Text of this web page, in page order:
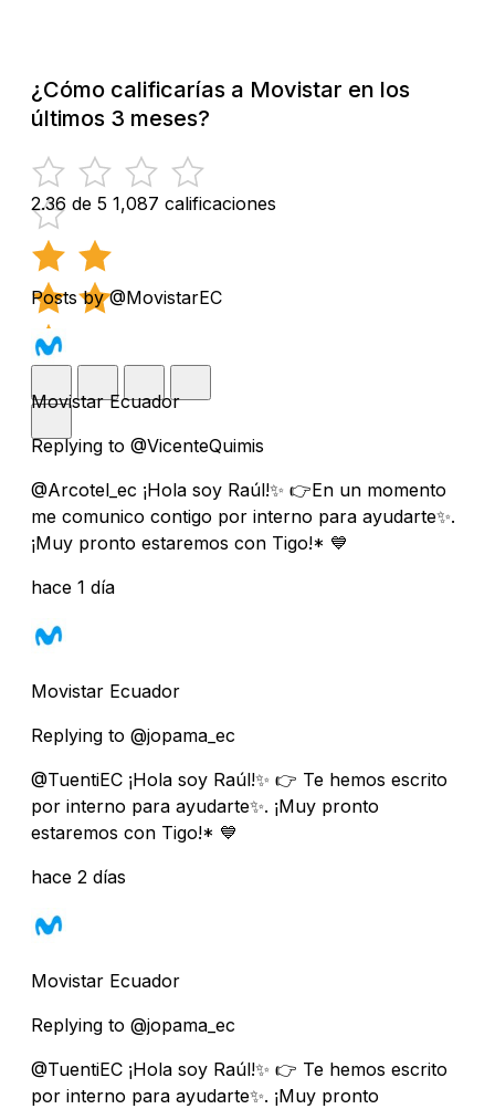
¿Cómo calificarías a Movistar en los
últimos 3 meses?
2.36 de 5 1,087 calificaciones
Posts by @MovistarEC
Movistar Ecuador
Replying to @VicenteQuimis
@Arcotel_ec ¡Hola soy Raúl!✨ 👉En un momento
me comunico contigo por interno para ayudarte✨.
¡Muy pronto estaremos con Tigo!* 💙
hace 1 día
Movistar Ecuador
Replying to @jopama_ec
@TuentiEC ¡Hola soy Raúl!✨ 👉 Te hemos escrito
por interno para ayudarte✨. ¡Muy pronto
estaremos con Tigo!* 💙
hace 2 días
Movistar Ecuador
Replying to @jopama_ec
@TuentiEC ¡Hola soy Raúl!✨ 👉 Te hemos escrito
por interno para ayudarte✨. ¡Muy pronto